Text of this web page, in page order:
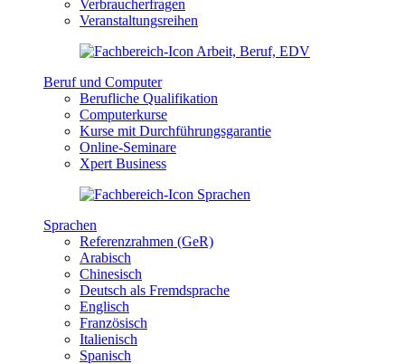
Verbraucherfragen
Veranstaltungsreihen
Beruf und Computer
Berufliche Qualifikation
Computerkurse
Kurse mit Durchführungsgarantie
Online-Seminare
Xpert Business
Sprachen
Referenzrahmen (GeR)
Arabisch
Chinesisch
Deutsch als Fremdsprache
Englisch
Französisch
Italienisch
Spanisch